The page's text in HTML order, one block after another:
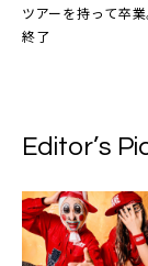
ツアーを持って卒
終了
Editor’s